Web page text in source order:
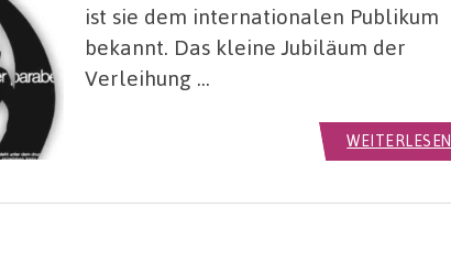
ist sie dem internationalen Publikum
bekannt. Das kleine Jubiläum der
Verleihung …
WEITERLESEN